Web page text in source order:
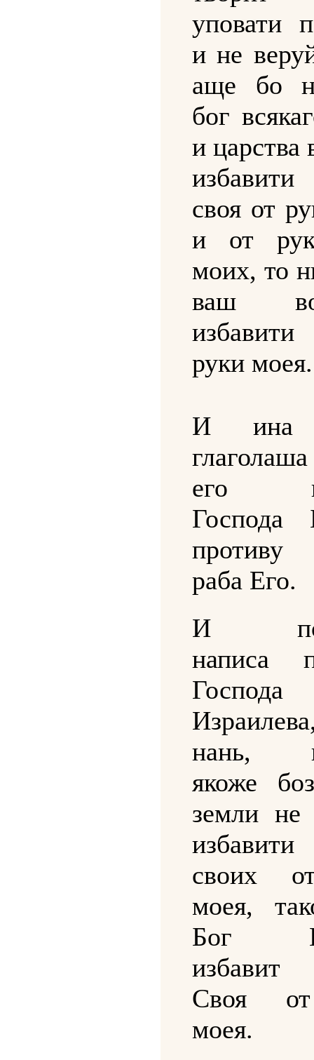
уповати
и не
аще бо
бог
и царства
своя от
и от
моих, то
ваш
руки моея.
И ина
его
Господа
противу
раба Его.
И
написа
нань,
якоже
земли не
своих
моея,
Бог
Своя
моея.